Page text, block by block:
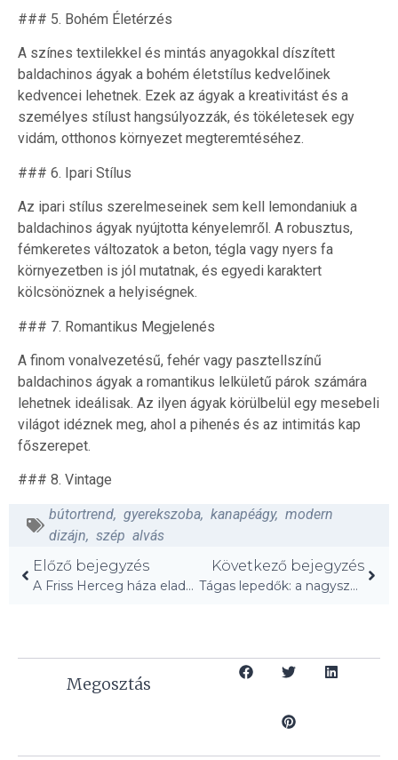
### 5. Bohém Életérzés
A színes textilekkel és mintás anyagokkal díszített
baldachinos ágyak a bohém életstílus kedvelőinek
kedvencei lehetnek. Ezek az ágyak a kreativitást és a
személyes stílust hangsúlyozzák, és tökéletesek egy
vidám, otthonos környezet megteremtéséhez.
### 6. Ipari Stílus
Az ipari stílus szerelmeseinek sem kell lemondaniuk a
baldachinos ágyak nyújtotta kényelemről. A robusztus,
fémkeretes változatok a beton, tégla vagy nyers fa
környezetben is jól mutatnak, és egyedi karaktert
kölcsönöznek a helyiségnek.
### 7. Romantikus Megjelenés
A finom vonalvezetésű, fehér vagy pasztellszínű
baldachinos ágyak a romantikus lelkületű párok számára
lehetnek ideálisak. Az ilyen ágyak körülbelül egy mesebeli
világot idéznek meg, ahol a pihenés és az intimitás kap
főszerepet.
### 8. Vintage
bútortrend, gyerekszoba, kanapéágy, modern
dizájn, szép alvás
Előző bejegyzés
A Friss Herceg háza eladó: 30 millió dollárért!
Következő bejegyzés
Tágas lepedők: a nagyszerű hálószobák titka!
Megosztás